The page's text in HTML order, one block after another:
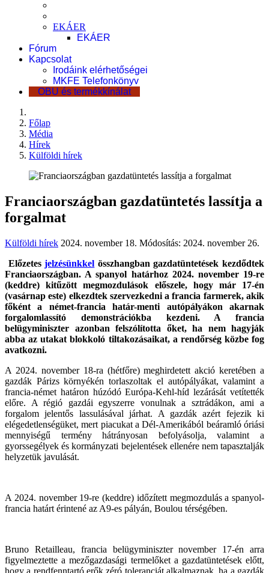
EKÁER
EKÁER
Fórum
Kapcsolat
Irodáink elérhetőségei
MKFE Telefonkönyv
OBU és termékkínálat
Főlap
Média
Hírek
Külföldi hírek
Franciaországban gazdatüntetés lassítja a
forgalmat
Külföldi hírek 2024. november 18. Módosítás: 2024. november 26.
Előzetesjelzésünkkel összhangban gazdatüntetések kezdődtek
Franciaországban. A spanyol határhoz 2024. november 19-re
(keddre) kitűzött megmozdulások előszele, hogy már 17-én
(vasárnap este) elkezdtek szervezkedni a francia farmerek, akik
főként a német-francia határ-menti autópályákon akarnak
forgalomlassító demonstrációkba kezdeni. A francia
belügyminiszter azonban felszólította őket, ha nem hagyják
abba az utakat blokkoló tiltakozásaikat, a rendőrség közbe fog
avatkozni.
A 2024. november 18-ra (hétfőre) meghirdetett akció keretében a
gazdák Párizs környékén torlaszoltak el autópályákat, valamint a
francia-német határon húzódó Európa-Kehl-híd lezárását vetítették
előre. A régió gazdái egyszerre vonulnak a sztrádákon, ami a
forgalom jelentős lassulásával járhat. A gazdák azért fejezik ki
elégedetlenségüket, mert piacukat a Dél-Amerikából beáramló óriási
mennyiségű termény hátrányosan befolyásolja, valamint a
gyorssegélyek és kormányzati bejelentések ellenére nem tapasztalják
helyzetük javulását.
A 2024. november 19-re (keddre) időzített megmozdulás a spanyol-
francia határt érintené az A9-es pályán, Boulou térségében.
Bruno Retailleau, francia belügyminiszter november 17-én arra
figyelmeztette a mezőgazdasági termelőket a gazdatüntetések előtt,
hogy a rendfenntartó erők zéró toleranciát alkalmaznak, ha a gazdák